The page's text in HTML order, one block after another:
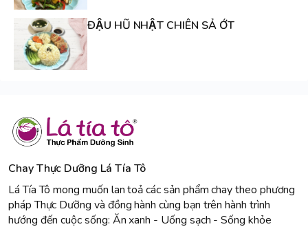
ĐẬU HŨ NHẬT CHIÊN SẢ ỚT
Chay Thực Dưỡng Lá Tía Tô
Lá Tía Tô mong muốn lan toả các sản phẩm chay theo phương
pháp Thực Dưỡng và đồng hành cùng bạn trên hành trình
hướng đến cuộc sống: Ăn xanh - Uống sạch - Sống khỏe